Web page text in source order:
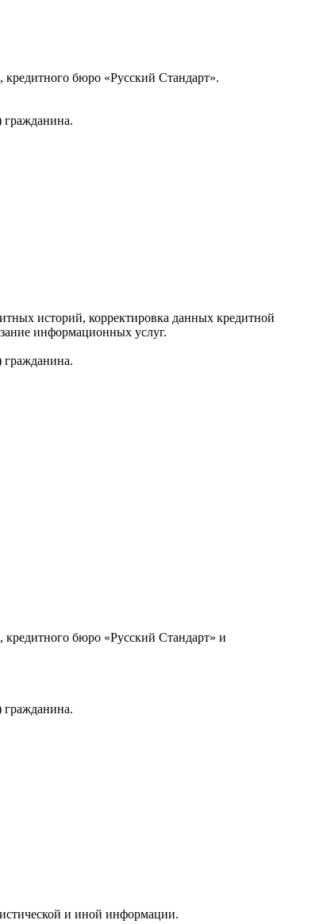
бюро «Русский Стандарт».
гражданина.
историй, корректировка данных кредитной
информационных услуг.
гражданина.
бюро «Русский Стандарт» и
гражданина.
и иной информации.